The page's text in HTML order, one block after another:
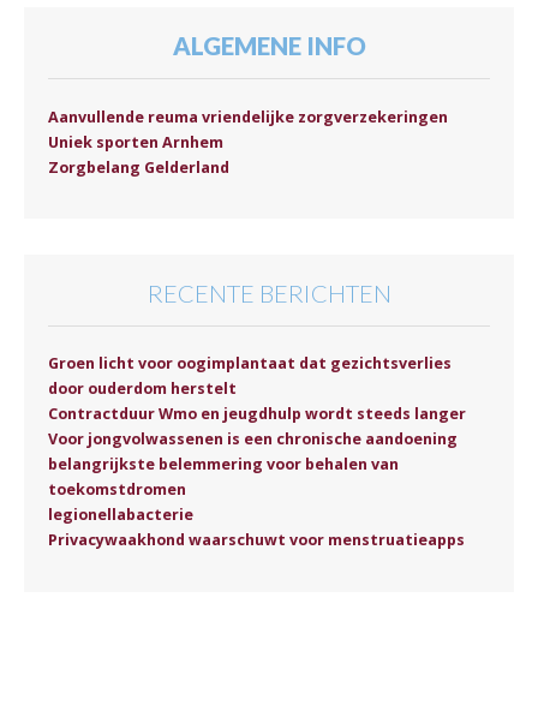
ALGEMENE INFO
Aanvullende reuma vriendelijke zorgverzekeringen
Uniek sporten Arnhem
Zorgbelang Gelderland
RECENTE BERICHTEN
Groen licht voor oogimplantaat dat gezichtsverlies
door ouderdom herstelt
Contractduur Wmo en jeugdhulp wordt steeds langer
Voor jongvolwassenen is een chronische aandoening
belangrijkste belemmering voor behalen van
toekomstdromen
legionellabacterie
Privacywaakhond waarschuwt voor menstruatieapps